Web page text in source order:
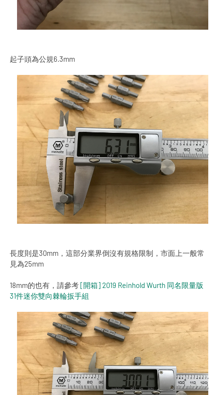
起子頭為公規6.3mm
長度則是30mm，這部分業界倒沒有規格限制，市面上一般常
見為25mm
18mm的也有，請參考[開箱] 2019 Reinhold Wurth 同名限量版
31件迷你雙向棘輪扳手組